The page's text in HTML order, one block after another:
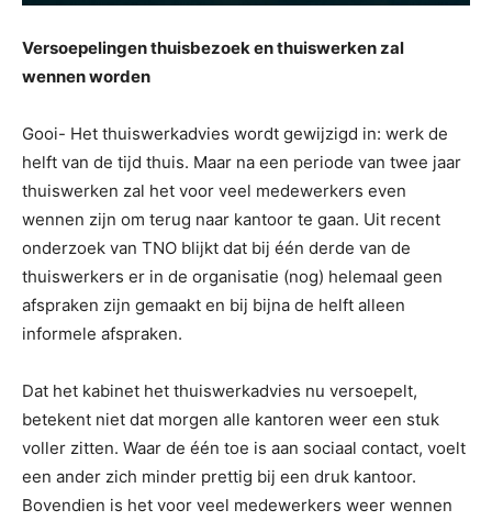
Versoepelingen thuisbezoek en thuiswerken zal
wennen worden
Gooi- Het thuiswerkadvies wordt gewijzigd in: werk de
helft van de tijd thuis. Maar na een periode van twee jaar
thuiswerken zal het voor veel medewerkers even
wennen zijn om terug naar kantoor te gaan. Uit recent
onderzoek van TNO blijkt dat bij één derde van de
thuiswerkers er in de organisatie (nog) helemaal geen
afspraken zijn gemaakt en bij bijna de helft alleen
informele afspraken.
Dat het kabinet het thuiswerkadvies nu versoepelt,
betekent niet dat morgen alle kantoren weer een stuk
voller zitten. Waar de één toe is aan sociaal contact, voelt
een ander zich minder prettig bij een druk kantoor.
Bovendien is het voor veel medewerkers weer wennen